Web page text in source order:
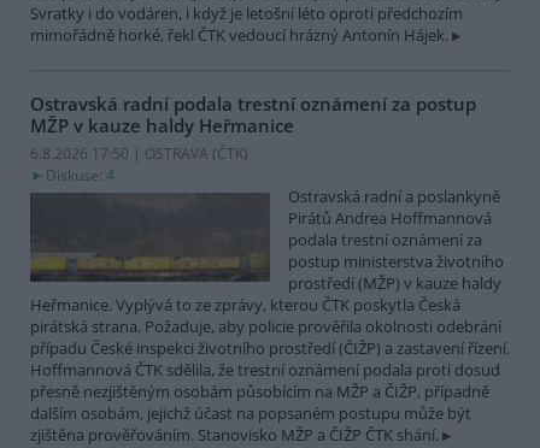
Svratky i do vodáren, i když je letošní léto oproti předchozím
mimořádně horké, řekl ČTK vedoucí hrázný Antonín Hájek.
Ostravská radní podala trestní oznámení za postup
MŽP v kauze haldy Heřmanice
6.8.2026 17:50 | OSTRAVA (ČTK)
Diskuse: 4
Ostravská radní a poslankyně
Pirátů Andrea Hoffmannová
podala trestní oznámení za
postup ministerstva životního
prostředí (MŽP) v kauze haldy
Heřmanice. Vyplývá to ze zprávy, kterou ČTK poskytla Česká
pirátská strana. Požaduje, aby policie prověřila okolnosti odebrání
případu České inspekci životního prostředí (ČIŽP) a zastavení řízení.
Hoffmannová ČTK sdělila, že trestní oznámení podala proti dosud
přesně nezjištěným osobám působícím na MŽP a ČIŽP, případně
dalším osobám, jejichž účast na popsaném postupu může být
zjištěna prověřováním. Stanovisko MŽP a ČIŽP ČTK shání.